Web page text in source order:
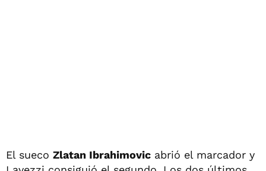
El sueco Zlatan Ibrahimovic abrió el marcador y